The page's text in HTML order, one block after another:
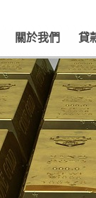
關於我們 貸